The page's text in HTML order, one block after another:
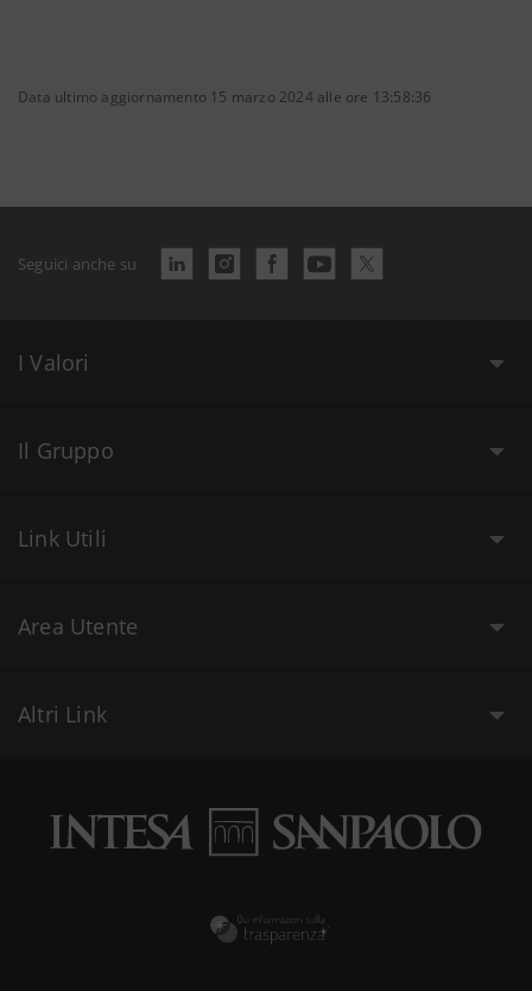
Data ultimo aggiornamento 15 marzo 2024 alle ore 13:58:36
Seguici anche su
I Valori
Il Gruppo
Link Utili
Area Utente
Altri Link